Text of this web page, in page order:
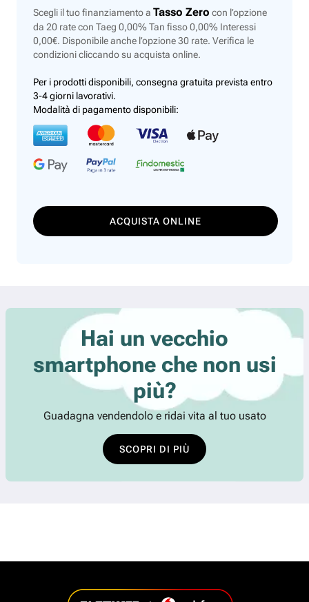
Scegli il tuo finanziamento a Tasso Zero con l’opzione
da 20 rate con Taeg 0,00% Tan fisso 0,00% Interessi
0,00€. Disponibile anche l’opzione 30 rate. Verifica le
condizioni cliccando su acquista online.
Per i prodotti disponibili, consegna gratuita prevista entro
3-4 giorni lavorativi.
Modalità di pagamento disponibili:
ACQUISTA ONLINE
Hai un vecchio
smartphone che non usi
più?
Guadagna vendendolo e ridai vita al tuo usato
SCOPRI DI PIÙ